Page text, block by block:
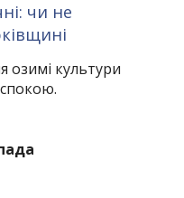
чи не
озимі культури